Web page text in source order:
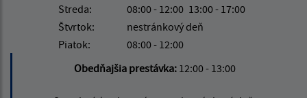
Streda:
08:00 - 12:00 13:00 - 17:00
Štvrtok:
nestránkový deň
Piatok:
08:00 - 12:00
Obedňajšia prestávka: 12:00 - 13:00